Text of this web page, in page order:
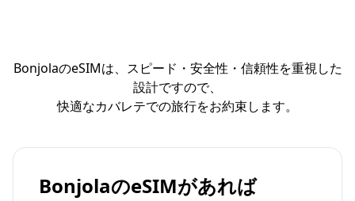
BonjolaのeSIMは、スピード・安全性・信頼性を重視した
設計ですので、
快適なカバレテでの旅行をお約束します。
BonjolaのeSIMがあれば